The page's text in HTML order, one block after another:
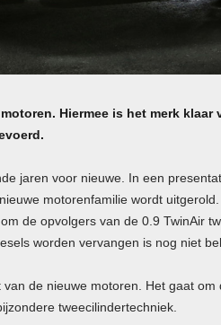
Hiermee is het merk klaar
jaren voor nieuwe. In een
motorenfamilie wordt
de opvolgers van de 0.9 TwinAir
worden vervangen is nog niet
de nieuwe motoren. Het gaat om
tweecilindertechniek.